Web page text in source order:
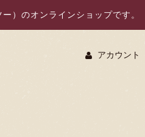
）のオンラインショップです。
アカウント